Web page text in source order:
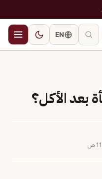
EN
بعد الأكل؟
ص